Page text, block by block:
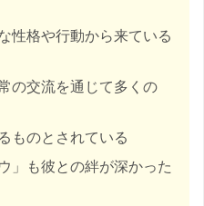
性格や行動から来ている
の交流を通じて多くの
ものとされている
」も彼との絆が深かった